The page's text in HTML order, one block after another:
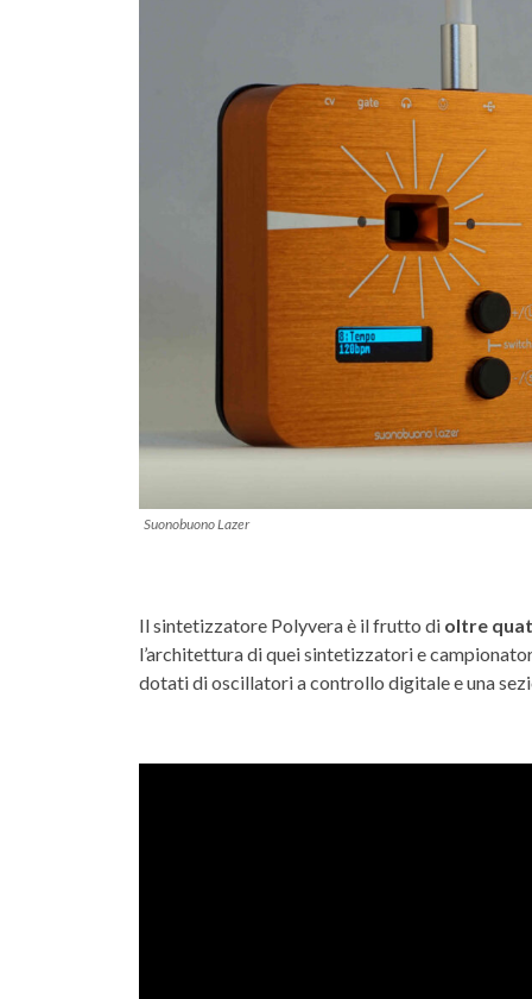
Suonobuono Lazer
Il sintetizzatore Polyvera è il frutto di oltre
l’architettura di quei sintetizzatori e
dotati di oscillatori a controllo digitale e una